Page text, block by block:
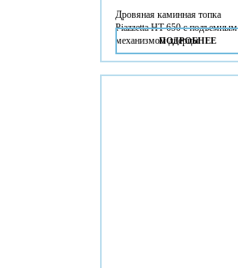
Дровяная каминная топка
Piazzetta HT 650 с подъемным
механизмом дверцы.
ПОДРОБНЕЕ